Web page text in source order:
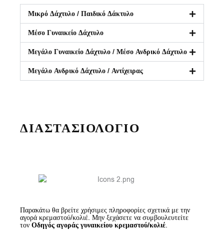
Μικρό Δάχτυλο / Παιδικό Δάκτυλο
Μέσο Γυναικείο Δάχτυλο
Μεγάλο Γυναικείο Δάχτυλο / Μέσο Ανδρικό Δάχτυλο
Μεγάλο Ανδρικό Δάχτυλο / Αντίχειρας
ΔΙΑΣΤΑΣΙΟΛΟΓΙΟ
Παρακάτω θα βρείτε χρήσιμες πληροφορίες σχετικά με την
αγορά κρεμαστού/κολιέ. Μην ξεχάσετε να συμβουλευτείτε
τον Οδηγός αγοράς γυναικείου κρεμαστού/κολιέ.